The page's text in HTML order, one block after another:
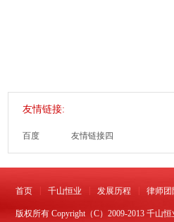
友情链接:
百度 友情链接四
首页 千山恒业 发展历程 律师团
版权所有 Copyright（C）2009-2013 千山恒